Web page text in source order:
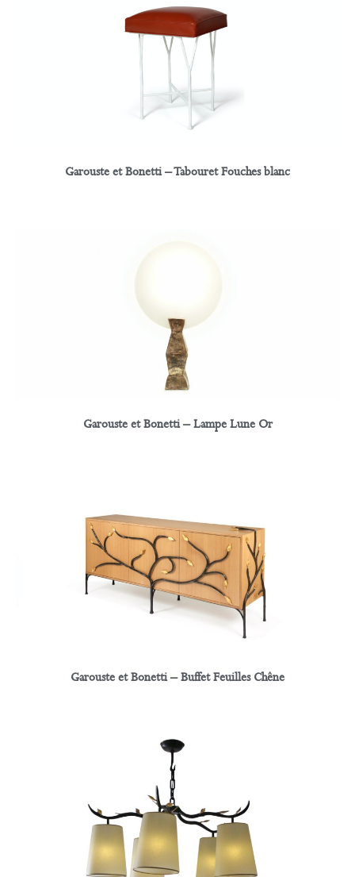
Garouste et Bonetti – Tabouret Fouches blanc
Garouste et Bonetti – Lampe Lune Or
Garouste et Bonetti – Buffet Feuilles Chêne